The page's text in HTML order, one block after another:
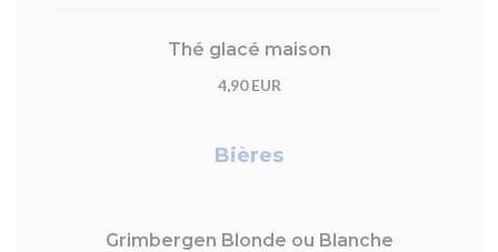
Thé glacé maison
4,90 EUR
Bières
Grimbergen Blonde ou Blanche